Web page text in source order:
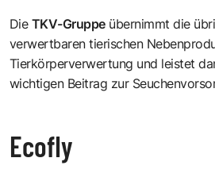
Die TKV-Gruppe übernimmt die
verwertbaren tierischen
Tierkörperverwertung und leistet
wichtigen Beitrag zur
Ecofly